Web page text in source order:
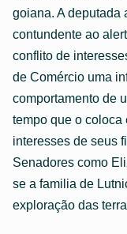
goiana. A deputada
contundente ao
conflito de
de Comércio uma
comportamento de
tempo que o coloca
interesses de seus
Senadores como
se a familia de
exploração das